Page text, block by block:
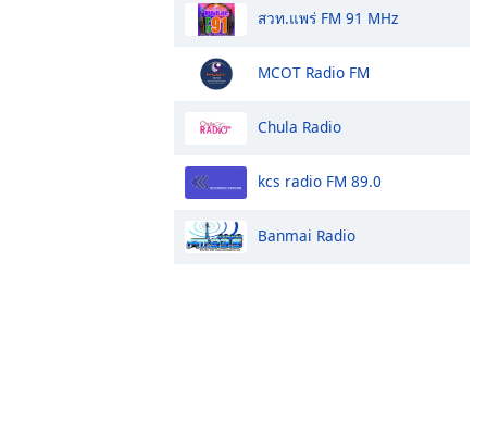
สวท.แพร่ FM 91 MHz
MCOT Radio FM
Chula Radio
kcs radio FM 89.0
Banmai Radio